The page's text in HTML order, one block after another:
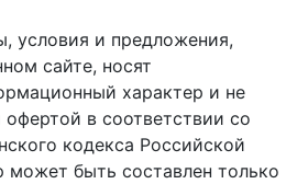
условия и предложения,
сайте, носят
характер и не
в соответствии со
кодекса Российской
быть составлен только